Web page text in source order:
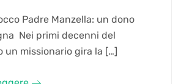
Padre Manzella: un dono
Nei primi decenni del
un missionario gira la […]